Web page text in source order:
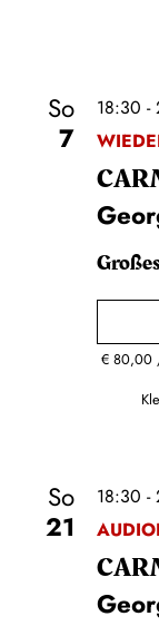
So
7
18:30 -
€80,00
So
21
18:30 -